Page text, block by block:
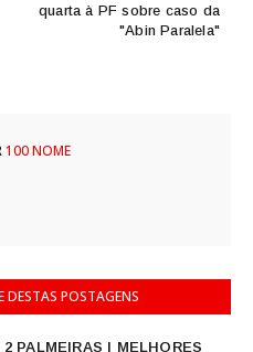
quarta à PF sobre caso da
"Abin Paralela"
100 NOME
DESTAS POSTAGENS
PALMEIRAS | MELHORES